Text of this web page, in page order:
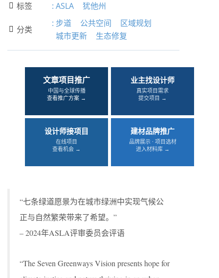
 标签 : ASLA 犹他州
 分类
: 步道 公共空间
区域规划
城市更新
生态修复
文章项目推广
中国与全球传播
查看推广方案 →
业主找设计师
真实项目需求
提交项目 →
设计师接项目
在线项目
查看机会 →
建材品牌推广
品牌展示 · 项目选材
进入材料库 →
“七条绿道愿景为在城市绿洲中实现气候公
正与自然繁荣带来了希望。”
– 2024年ASLA评审委员会评语
“The Seven Greenways Vision presents hope for